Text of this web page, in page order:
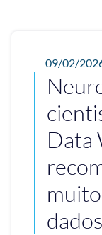
09/02/
Data